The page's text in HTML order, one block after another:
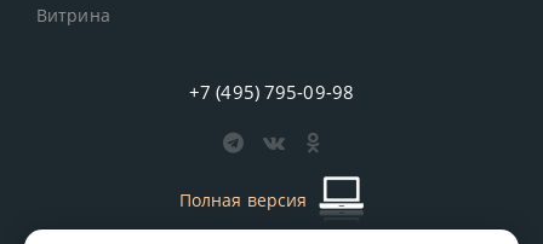
Витрина
+7 (495) 795-09-98
Полная версия